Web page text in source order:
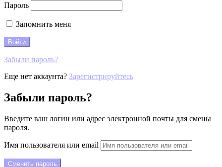
Пароль
Запомнить меня
Забыли пароль?
Еще нет аккаунта? Зарегистрируйтесь
Забыли пароль?
Введите ваш логин или адрес электронной почты для смены
пароля.
Имя пользователя или email